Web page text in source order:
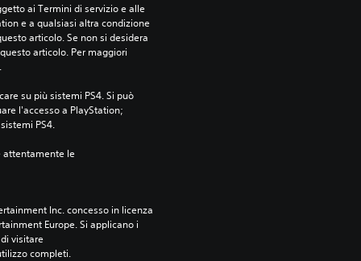
ai Termini di servizio e alle
e a qualsiasi altra condizione
articolo. Se non si desidera
articolo. Per maggiori
su più sistemi PS4. Si può
l'accesso a PlayStation;
PS4.
attentamente le
Inc. concesso in licenza
Europe. Si applicano i
visitare
completi.